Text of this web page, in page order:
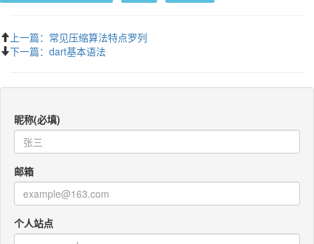
上一篇：常见压缩算法特点罗列
下一篇：dart基本语法
昵称(必填)
邮箱
个人站点